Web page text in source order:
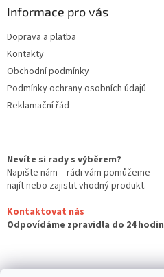
Informace pro vás
Doprava a platba
Kontakty
Obchodní podmínky
Podmínky ochrany osobních údajů
Reklamační řád
Nevíte si rady s výběrem?
Napište nám – rádi vám pomůžeme
najít nebo zajistit vhodný produkt.
Kontaktovat nás
Odpovídáme zpravidla do 24 hodin